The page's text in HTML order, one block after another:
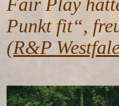
Fair Play
Punkt fit“,
(R&P